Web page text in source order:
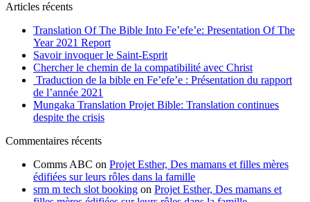
Articles récents
Translation Of The Bible Into Fe’efe’e: Presentation Of The
Year 2021 Report
Savoir invoquer le Saint-Esprit
Chercher le chemin de la compatibilité avec Christ
Traduction de la bible en Fe’efe’e : Présentation du rapport
de l’année 2021
Mungaka Translation Projet Bible: Translation continues
despite the crisis
Commentaires récents
Comms ABC on Projet Esther, Des mamans et filles mères
édifiées sur leurs rôles dans la famille
srm m tech slot booking on Projet Esther, Des mamans et